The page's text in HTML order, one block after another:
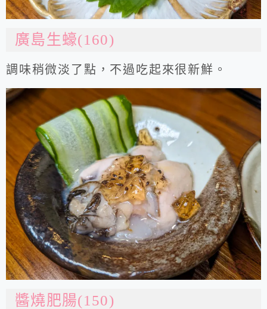
廣島生蠔(160)
調味稍微淡了點，不過吃起來很新鮮。
醬燒肥腸(150)